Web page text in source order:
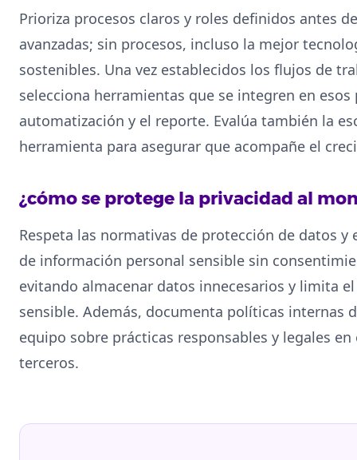
Prioriza procesos claros y roles definidos antes
avanzadas; sin procesos, incluso la mejor
sostenibles. Una vez establecidos los flujos de
selecciona herramientas que se integren en
automatización y el reporte. Evalúa también la
herramienta para asegurar que acompañe el
¿cómo se protege la privacidad al
Respeta las normativas de protección de datos
de información personal sensible sin
evitando almacenar datos innecesarios y limita
sensible. Además, documenta políticas internas
equipo sobre prácticas responsables y legales
terceros.